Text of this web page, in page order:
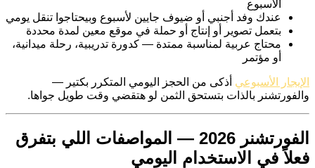
الأسبوع
عندك وفد أجنبي أو ضيوف جايين لأسبوع وبيحتاجوا تنقل يومي
بتعمل تصوير أو إنتاج أو حملة في موقع معين لمدة محددة
محتاج عربية لمناسبة ممتدة — كدورة تدريبية، رحلة ميدانية،
أو مؤتمر
الإيجار الأسبوعي أذكى من الحجز اليومي المتكرر بكتير —
والفورتشنر بالذات بتستحق الثمن لو هتقضي وقت طويل جواها.
الفورتشنر 2026 — المواصفات اللي بتفرق
فعلاً في الاستخدام اليومي